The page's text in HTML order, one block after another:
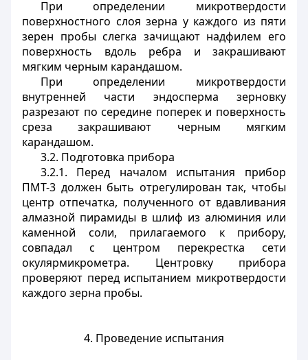
При определении микротвердости
поверхностного слоя зерна у каждого из пяти
зерен пробы слегка зачищают надфилем его
поверхность вдоль ребра и закрашивают
мягким черным карандашом.
При определении микротвердости
внутренней части эндосперма зерновку
разрезают по середине поперек и поверхность
среза закрашивают черным мягким
карандашом.
3.2. Подготовка прибора
3.2.1. Перед началом испытания прибор
ПМТ-3 должен быть отрегулирован так, чтобы
центр отпечатка, полученного от вдавливания
алмазной пирамиды в шлиф из алюминия или
каменной соли, прилагаемого к прибору,
совпадал с центром перекрестка сети
окулярмикрометра. Центровку прибора
проверяют перед испытанием микротвердости
каждого зерна пробы.
4. Проведение испытания